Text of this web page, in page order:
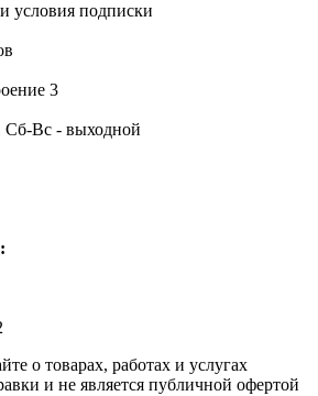
условия подписки
3
Сб-Вс - выходной
о товарах, работах и услугах
и не является публичной офертой